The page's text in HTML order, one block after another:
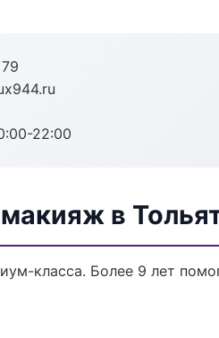
22:00
в
класса. Более 9 лет